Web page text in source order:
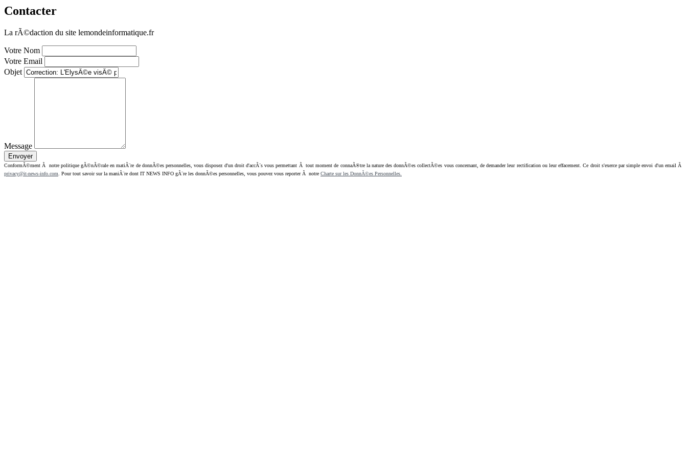
Contacter
La rÃ©daction du site lemondeinformatique.fr
Votre Nom
Votre Email
Objet
Message
ConformÃ©ment Ã notre politique gÃ©nÃ©rale en matiÃ¨re de donnÃ©es personnelles, vous disposez d'un droit d'accÃ¨s vous permettant Ã tout moment de connaÃ®tre la nature des donnÃ©es collectÃ©es vous concernant, de demander leur rectification ou leur effacement. Ce droit s'exerce par simple envoi d'un email Ã
privacy@it-news-info.com . Pour tout savoir sur la maniÃ¨re dont IT NEWS INFO gÃ¨re les donnÃ©es personnelles, vous pouvez vous reporter Ã notre Charte sur les DonnÃ©es Personnelles.